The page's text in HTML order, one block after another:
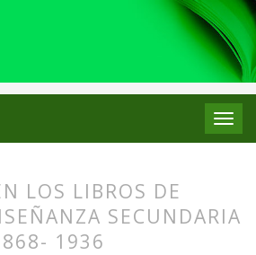
LOS LIBROS DE
SECUNDARIA
1936